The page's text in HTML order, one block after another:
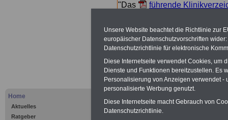
Home
Aktuelles
Ratgeber
"Das
führende
suchen. Beamtinnen und
Angebote nach
Kurorte in Deutschland:
I Moor-Kurbetrieb: BalgeI Bederkesa I
Unsere Website beachtet die Richtlinie zur
europäischer Datenschutzvorschriften
Datenschutzrichtlinie für elektronische
Diese Internetseite verwendet Cookies, um
Dienste und Funktionen bereitzustellen. Es
Personalisierung von Anzeigen verwendet
personalisierte Werbung genutzt.
Diese Internetseite macht Gebrauch von
Datenschutzrichtlinie.